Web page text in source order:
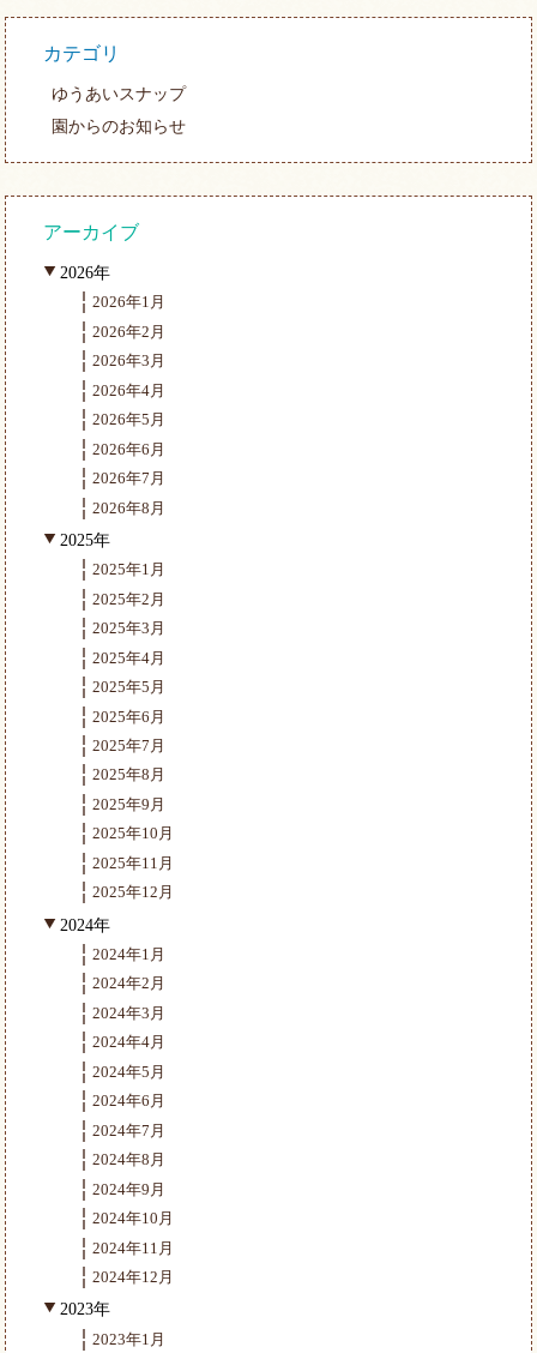
カテゴリ
ゆうあいスナップ
園からのお知らせ
アーカイブ
2026年
2026年1月
2026年2月
2026年3月
2026年4月
2026年5月
2026年6月
2026年7月
2026年8月
2025年
2025年1月
2025年2月
2025年3月
2025年4月
2025年5月
2025年6月
2025年7月
2025年8月
2025年9月
2025年10月
2025年11月
2025年12月
2024年
2024年1月
2024年2月
2024年3月
2024年4月
2024年5月
2024年6月
2024年7月
2024年8月
2024年9月
2024年10月
2024年11月
2024年12月
2023年
2023年1月